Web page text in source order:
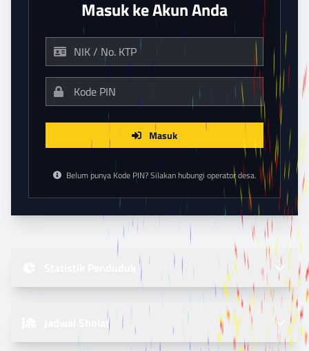
Masuk ke Akun Anda
Masuk
Belum punya Kode PIN? Silakan hubungi operator desa.
Jadwal Sholat